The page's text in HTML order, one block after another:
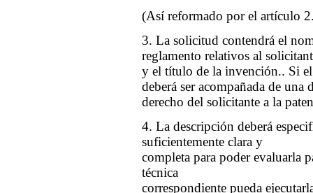
(Así reformado por el artículo
3. La solicitud contendrá el
reglamento relativos al
y el título de la invención.. Si
deberá ser acompañada de
derecho del solicitante a la
4. La descripción deberá
suficientemente clara y
completa para poder evaluarla
técnica
correspondiente pueda